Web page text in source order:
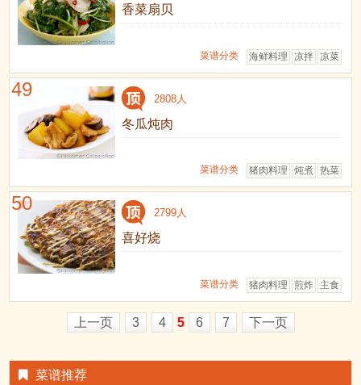
香菜扇贝
凉菜
凉拌
海鲜料理
菜谱分类
49 2808人
冬瓜炖肉
热菜
炖煮
猪肉料理
菜谱分类
50 2799人
喜好烧
主食
煎炸
猪肉料理
菜谱分类
上一页 3 4 5 6 7 下一页
菜谱推荐